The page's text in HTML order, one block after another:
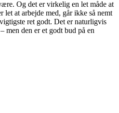
Og det er virkelig en let måde at
let at arbejde med, går ikke så nemt
ret godt. Det er naturligvis
men den er et godt bud på en